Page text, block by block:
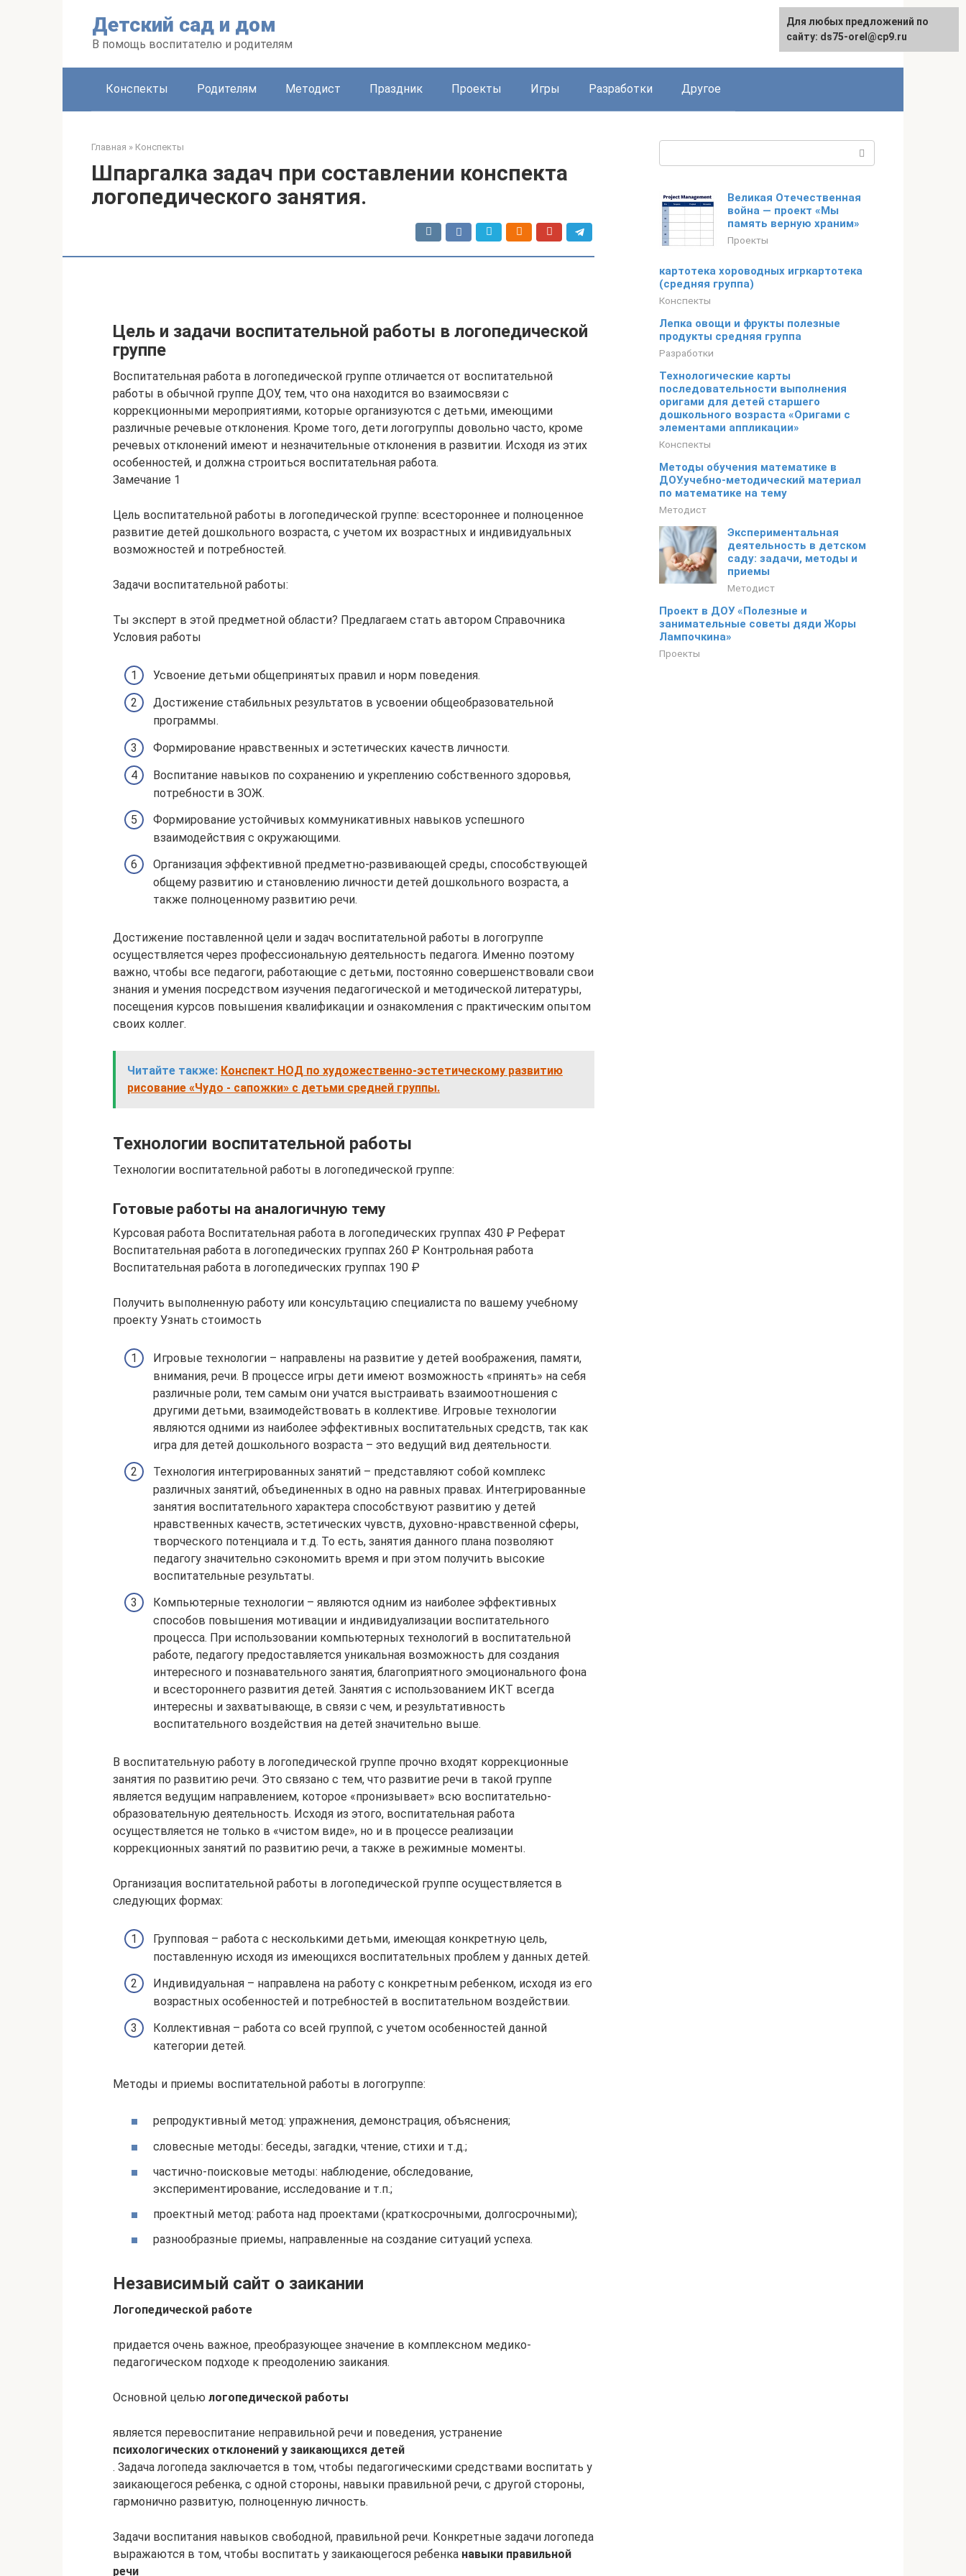
Детский сад и дом
В помощь воспитателю и родителям
Конспекты Родителям Методист Праздник Проекты Игры Разработки Другое
Главная » Конспекты
Шпаргалка задач при составлении конспекта
логопедического занятия.
Цель и задачи воспитательной работы в логопедической
группе
Воспитательная работа в логопедической группе отличается от воспитательной
работы в обычной группе ДОУ, тем, что она находится во взаимосвязи с
коррекционными мероприятиями, которые организуются с детьми, имеющими
различные речевые отклонения. Кроме того, дети логогруппы довольно часто, кроме
речевых отклонений имеют и незначительные отклонения в развитии. Исходя из этих
особенностей, и должна строиться воспитательная работа.
Замечание 1
Цель воспитательной работы в логопедической группе: всестороннее и полноценное
развитие детей дошкольного возраста, с учетом их возрастных и индивидуальных
возможностей и потребностей.
Задачи воспитательной работы:
Ты эксперт в этой предметной области? Предлагаем стать автором Справочника
Условия работы
Усвоение детьми общепринятых правил и норм поведения.
Достижение стабильных результатов в усвоении общеобразовательной
программы.
Формирование нравственных и эстетических качеств личности.
Воспитание навыков по сохранению и укреплению собственного здоровья,
потребности в ЗОЖ.
Формирование устойчивых коммуникативных навыков успешного
взаимодействия с окружающими.
Организация эффективной предметно-развивающей среды, способствующей
общему развитию и становлению личности детей дошкольного возраста, а
также полноценному развитию речи.
Достижение поставленной цели и задач воспитательной работы в логогруппе
осуществляется через профессиональную деятельность педагога. Именно поэтому
важно, чтобы все педагоги, работающие с детьми, постоянно совершенствовали свои
знания и умения посредством изучения педагогической и методической литературы,
посещения курсов повышения квалификации и ознакомления с практическим опытом
своих коллег.
Читайте также: Конспект НОД по художественно-эстетическому развитию
рисование «Чудо - сапожки» с детьми средней группы.
Технологии воспитательной работы
Технологии воспитательной работы в логопедической группе:
Готовые работы на аналогичную тему
Курсовая работа Воспитательная работа в логопедических группах 430 ₽ Реферат
Воспитательная работа в логопедических группах 260 ₽ Контрольная работа
Воспитательная работа в логопедических группах 190 ₽
Получить выполненную работу или консультацию специалиста по вашему учебному
проекту Узнать стоимость
Игровые технологии – направлены на развитие у детей воображения, памяти,
внимания, речи. В процессе игры дети имеют возможность «принять» на себя
различные роли, тем самым они учатся выстраивать взаимоотношения с
другими детьми, взаимодействовать в коллективе. Игровые технологии
являются одними из наиболее эффективных воспитательных средств, так как
игра для детей дошкольного возраста – это ведущий вид деятельности.
Технология интегрированных занятий – представляют собой комплекс
различных занятий, объединенных в одно на равных правах. Интегрированные
занятия воспитательного характера способствуют развитию у детей
нравственных качеств, эстетических чувств, духовно-нравственной сферы,
творческого потенциала и т.д. То есть, занятия данного плана позволяют
педагогу значительно сэкономить время и при этом получить высокие
воспитательные результаты.
Компьютерные технологии – являются одним из наиболее эффективных
способов повышения мотивации и индивидуализации воспитательного
процесса. При использовании компьютерных технологий в воспитательной
работе, педагогу предоставляется уникальная возможность для создания
интересного и познавательного занятия, благоприятного эмоционального фона
и всестороннего развития детей. Занятия с использованием ИКТ всегда
интересны и захватывающе, в связи с чем, и результативность
воспитательного воздействия на детей значительно выше.
В воспитательную работу в логопедической группе прочно входят коррекционные
занятия по развитию речи. Это связано с тем, что развитие речи в такой группе
является ведущим направлением, которое «пронизывает» всю воспитательно-
образовательную деятельность. Исходя из этого, воспитательная работа
осуществляется не только в «чистом виде», но и в процессе реализации
коррекционных занятий по развитию речи, а также в режимные моменты.
Организация воспитательной работы в логопедической группе осуществляется в
следующих формах:
Групповая – работа с несколькими детьми, имеющая конкретную цель,
поставленную исходя из имеющихся воспитательных проблем у данных детей.
Индивидуальная – направлена на работу с конкретным ребенком, исходя из его
возрастных особенностей и потребностей в воспитательном воздействии.
Коллективная – работа со всей группой, с учетом особенностей данной
категории детей.
Методы и приемы воспитательной работы в логогруппе:
репродуктивный метод: упражнения, демонстрация, объяснения;
словесные методы: беседы, загадки, чтение, стихи и т.д.;
частично-поисковые методы: наблюдение, обследование,
экспериментирование, исследование и т.п.;
проектный метод: работа над проектами (краткосрочными, долгосрочными);
разнообразные приемы, направленные на создание ситуаций успеха.
Независимый сайт о заикании
Логопедической работе
придается очень важное, преобразующее значение в комплексном медико-
педагогическом подходе к преодолению заикания.
Основной целью логопедической работы
является перевоспитание неправильной речи и поведения, устранение
психологических отклонений у заикающихся детей
. Задача логопеда заключается в том, чтобы педагогическими средствами воспитать у
заикающегося ребенка, с одной стороны, навыки правильной речи, с другой стороны,
гармонично развитую, полноценную личность.
Задачи воспитания навыков свободной, правильной речи. Конкретные задачи логопеда
выражаются в том, чтобы воспитать у заикающегося ребенка навыки правильной
речи
Великая Отечественная
война — проект «Мы
память верную храним»
Проекты
картотека хороводных игркартотека
(средняя группа)
Конспекты
Лепка овощи и фрукты полезные
продукты средняя группа
Разработки
Технологические карты
последовательности выполнения
оригами для детей старшего
дошкольного возраста «Оригами с
элементами аппликации»
Конспекты
Методы обучения математике в
ДОУ.учебно-методический материал
по математике на тему
Методист
Экспериментальная
деятельность в детском
саду: задачи, методы и
приемы
Методист
Проект в ДОУ «Полезные и
занимательные советы дяди Жоры
Лампочкина»
Проекты
Для любых предложений по
сайту: ds75-orel@cp9.ru